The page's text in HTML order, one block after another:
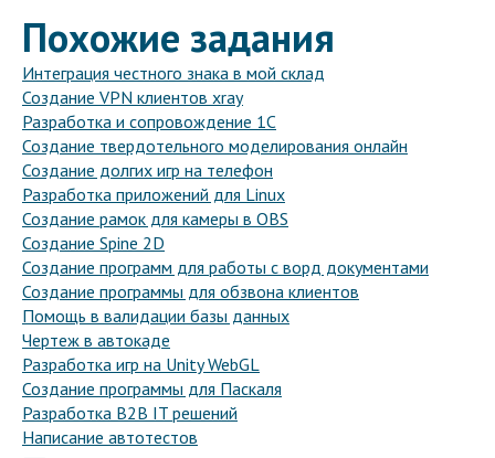
Похожие задания
Интеграция честного знака в мой склад
Создание VPN клиентов xray
Разработка и сопровождение 1С
Создание твердотельного моделирования онлайн
Создание долгих игр на телефон
Разработка приложений для Linux
Создание рамок для камеры в OBS
Создание Spine 2D
Создание программ для работы с ворд документами
Создание программы для обзвона клиентов
Помощь в валидации базы данных
Чертеж в автокаде
Разработка игр на Unity WebGL
Создание программы для Паскаля
Разработка B2B IT решений
Написание автотестов